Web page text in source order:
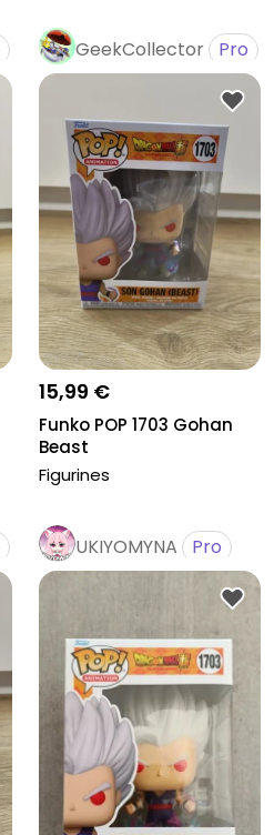
GeekCollector Pro
15,99 €
Funko POP 1703 Gohan
Beast
Figurines
UKIYOMYNA Pro